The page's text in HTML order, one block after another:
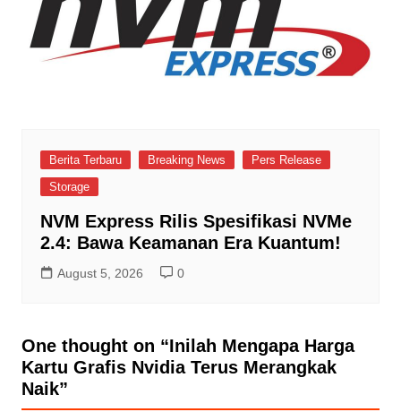
Berita Terbaru Breaking News
Pers Release
Storage
NVM Express Rilis Spesifikasi NVMe
2.4: Bawa Keamanan Era Kuantum!
August 5, 2026 0
One thought on “Inilah Mengapa Harga
Kartu Grafis Nvidia Terus Merangkak
Naik”